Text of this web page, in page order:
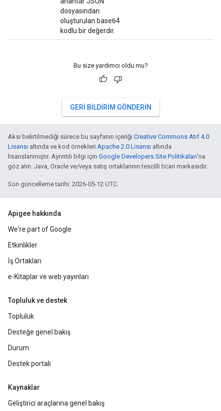
dosyasından
oluşturulan base64
kodlu bir değerdir.
Bu size yardımcı oldu mu?
GERI BILDIRIM GÖNDERIN
Aksi belirtilmediği sürece bu sayfanın içeriği Creative Commons Atıf 4.0
Lisansı altında ve kod örnekleri Apache 2.0 Lisansı altında
lisanslanmıştır. Ayrıntılı bilgi için Google Developers Site Politikaları'na
göz atın. Java, Oracle ve/veya satış ortaklarının tescilli ticari markasıdır.
Son güncelleme tarihi: 2026-05-12 UTC.
Apigee hakkında
We're part of Google
Etkinlikler
İş Ortakları
e-Kitaplar ve web yayınları
Topluluk ve destek
Topluluk
Desteğe genel bakış
Durum
Destek portalı
Kaynaklar
Geliştirici araçlarına genel bakış